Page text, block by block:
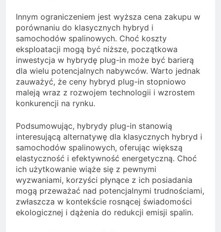
Innym ograniczeniem jest wyższa cena zakupu w
porównaniu do klasycznych hybryd i
samochodów spalinowych. Choć koszty
eksploatacji mogą być niższe, początkowa
inwestycja w hybrydę plug-in może być barierą
dla wielu potencjalnych nabywców. Warto jednak
zauważyć, że ceny hybryd plug-in stopniowo
maleją wraz z rozwojem technologii i wzrostem
konkurencji na rynku.
Podsumowując, hybrydy plug-in stanowią
interesującą alternatywę dla klasycznych hybryd i
samochodów spalinowych, oferując większą
elastyczność i efektywność energetyczną. Choć
ich użytkowanie wiąże się z pewnymi
wyzwaniami, korzyści płynące z ich posiadania
mogą przeważać nad potencjalnymi trudnościami,
zwłaszcza w kontekście rosnącej świadomości
ekologicznej i dążenia do redukcji emisji spalin.